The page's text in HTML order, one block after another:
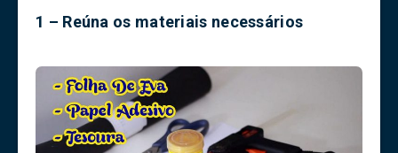
1 – Reúna os materiais necessários